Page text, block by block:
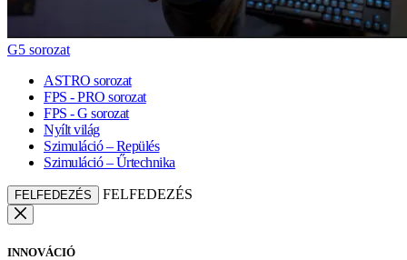
G5 sorozat
ASTRO sorozat
FPS - PRO sorozat
FPS - G sorozat
Nyílt világ
Szimuláció – Repülés
Szimuláció – Űrtechnika
FELFEDEZÉS FELFEDEZÉS
INNOVÁCIÓ